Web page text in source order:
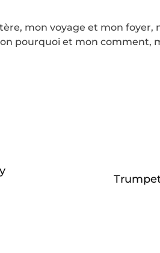
mon voyage et mon
pourquoi et mon comment,